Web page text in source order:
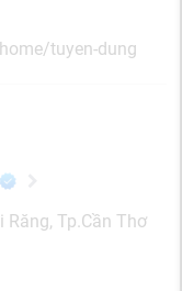
tuyen-dung
Răng, Tp.Cần Thơ